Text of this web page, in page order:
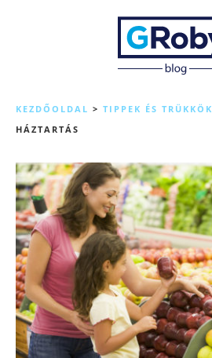
KEZDŐOLDAL > TIPPEK ÉS TRÜKKÖK
HÁZTARTÁS